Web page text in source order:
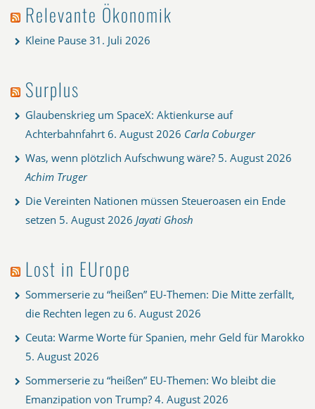
Relevante Ökonomik
Kleine Pause 31. Juli 2026
Surplus
Glaubenskrieg um SpaceX: Aktienkurse auf
Achterbahnfahrt 6. August 2026 Carla Coburger
Was, wenn plötzlich Aufschwung wäre? 5. August 2026
Achim Truger
Die Vereinten Nationen müssen Steueroasen ein Ende
setzen 5. August 2026 Jayati Ghosh
Lost in EUrope
Sommerserie zu “heißen” EU-Themen: Die Mitte zerfällt,
die Rechten legen zu 6. August 2026
Ceuta: Warme Worte für Spanien, mehr Geld für Marokko
5. August 2026
Sommerserie zu “heißen” EU-Themen: Wo bleibt die
Emanzipation von Trump? 4. August 2026